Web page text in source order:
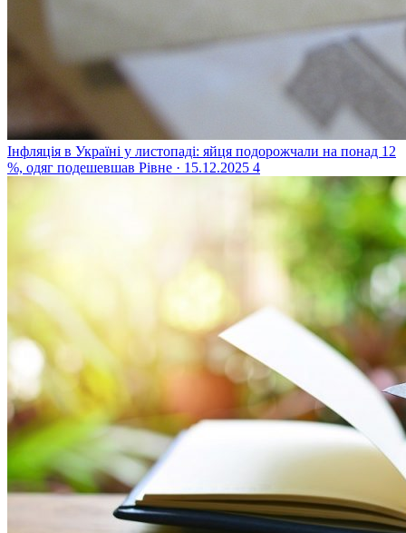
Інфляція в Україні у листопаді: яйця подорожчали на понад 12
%, одяг подешевшав Рівне · 15.12.2025 4